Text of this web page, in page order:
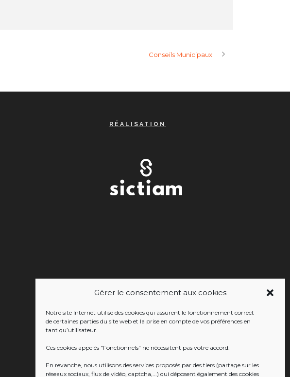
Gérer le consentement aux cookies
Notre site Internet utilise des cookies qui assurent le fonctionnement correct
de certaines parties du site web et la prise en compte de vos préférences en
tant qu’utilisateur.
Ces cookies appelés "Fonctionnels" ne nécessitent pas votre accord.
En revanche, nous utilisons des services proposés par des tiers (partage sur les
réseaux sociaux, flux de vidéo, captcha,...) qui déposent également des cookies
Conseils Municipaux
RÉALISATION